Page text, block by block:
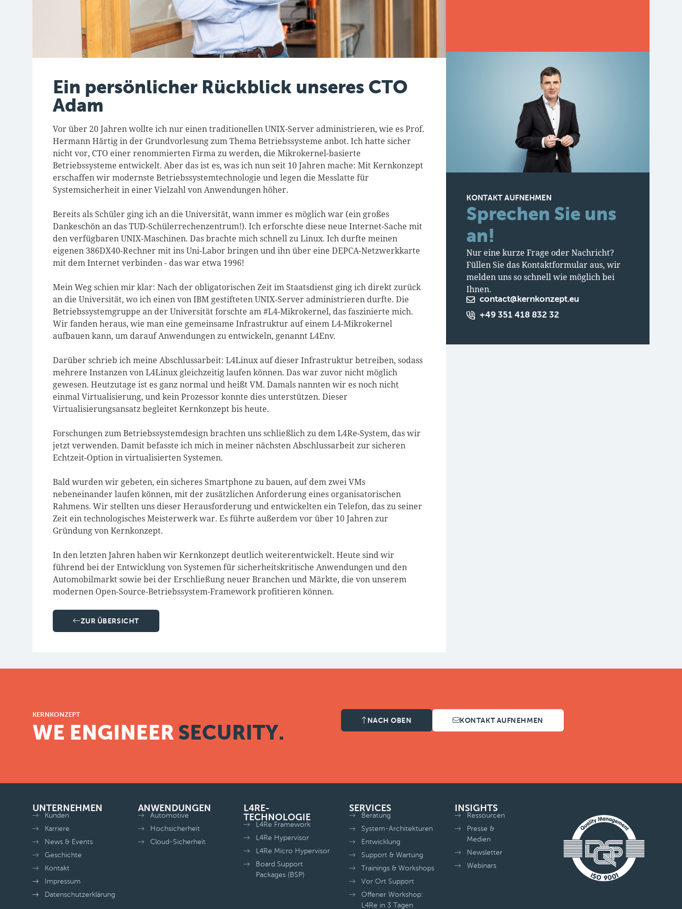
Ein persönlicher Rückblick unseres CTO
Adam
Vor über 20 Jahren wollte ich nur einen traditionellen UNIX-Server administrieren, wie es Prof.
Hermann Härtig in der Grundvorlesung zum Thema Betriebssysteme anbot. Ich hatte sicher
nicht vor, CTO einer renommierten Firma zu werden, die Mikrokernel-basierte
Betriebssysteme entwickelt. Aber das ist es, was ich nun seit 10 Jahren mache: Mit Kernkonzept
erschaffen wir modernste Betriebssystemtechnologie und legen die Messlatte für
Systemsicherheit in einer Vielzahl von Anwendungen höher.
Bereits als Schüler ging ich an die Universität, wann immer es möglich war (ein großes
Dankeschön an das TUD-Schülerrechenzentrum!). Ich erforschte diese neue Internet-Sache mit
den verfügbaren UNIX-Maschinen. Das brachte mich schnell zu Linux. Ich durfte meinen
eigenen 386DX40-Rechner mit ins Uni-Labor bringen und ihn über eine DEPCA-Netzwerkkarte
mit dem Internet verbinden - das war etwa 1996!
Mein Weg schien mir klar: Nach der obligatorischen Zeit im Staatsdienst ging ich direkt zurück
an die Universität, wo ich einen von IBM gestifteten UNIX-Server administrieren durfte. Die
Betriebssystemgruppe an der Universität forschte am #L4-Mikrokernel, das faszinierte mich.
Wir fanden heraus, wie man eine gemeinsame Infrastruktur auf einem L4-Mikrokernel
aufbauen kann, um darauf Anwendungen zu entwickeln, genannt L4Env.
Darüber schrieb ich meine Abschlussarbeit: L4Linux auf dieser Infrastruktur betreiben, sodass
mehrere Instanzen von L4Linux gleichzeitig laufen können. Das war zuvor nicht möglich
gewesen. Heutzutage ist es ganz normal und heißt VM. Damals nannten wir es noch nicht
einmal Virtualisierung, und kein Prozessor konnte dies unterstützen. Dieser
Virtualisierungsansatz begleitet Kernkonzept bis heute.
Forschungen zum Betriebssystemdesign brachten uns schließlich zu dem L4Re-System, das wir
jetzt verwenden. Damit befasste ich mich in meiner nächsten Abschlussarbeit zur sicheren
Echtzeit-Option in virtualisierten Systemen.
Bald wurden wir gebeten, ein sicheres Smartphone zu bauen, auf dem zwei VMs
nebeneinander laufen können, mit der zusätzlichen Anforderung eines organisatorischen
Rahmens. Wir stellten uns dieser Herausforderung und entwickelten ein Telefon, das zu seiner
Zeit ein technologisches Meisterwerk war. Es führte außerdem vor über 10 Jahren zur
Gründung von Kernkonzept.
In den letzten Jahren haben wir Kernkonzept deutlich weiterentwickelt. Heute sind wir
führend bei der Entwicklung von Systemen für sicherheitskritische Anwendungen und den
Automobilmarkt sowie bei der Erschließung neuer Branchen und Märkte, die von unserem
modernen Open-Source-Betriebssystem-Framework profitieren können.
ZUR ÜBERSICHT
KONTAKT AUFNEHMEN
Sprechen Sie uns
an!
Nur eine kurze Frage oder Nachricht?
Füllen Sie das Kontaktformular aus, wir
melden uns so schnell wie möglich bei
Ihnen.
contact@kernkonzept.eu
+49 351 418 832 32
KERNKONZEPT
WE ENGINEER SECURITY.
NACH OBEN KONTAKT AUFNEHMEN
UNTERNEHMEN
Kunden
Karriere
News & Events
Geschichte
Kontakt
Impressum
Datenschutzerklärung
ANWENDUNGEN
Automotive
Hochsicherheit
Cloud-Sicherheit
L4RE-
TECHNOLOGIE
L4Re Framework
L4Re Hypervisor
L4Re Micro Hypervisor
Board Support
Packages (BSP)
SERVICES
Beratung
System-Architekturen
Entwicklung
Support & Wartung
Trainings & Workshops
Vor Ort Support
Offener Workshop:
L4Re in 3 Tagen
INSIGHTS
Ressourcen
Presse &
Medien
Newsletter
Webinars